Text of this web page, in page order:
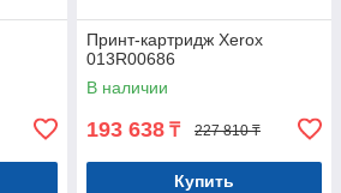
Принт-картридж Xerox
013R00686
В наличии
193 638 ₸ 227 810 ₸
Купить